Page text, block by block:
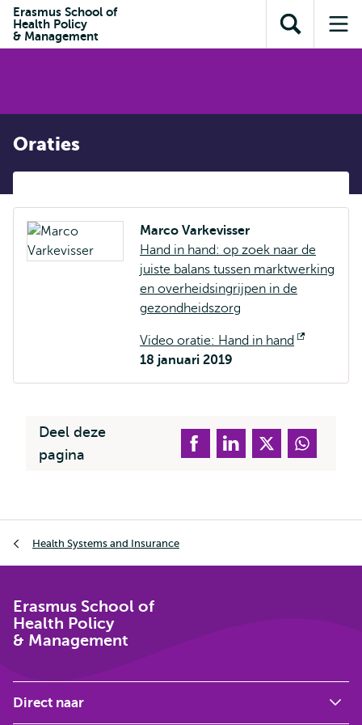
inhoud
Direct naar
subnavigatie
Erasmus School of
Health Policy
& Management
Toon
zoekveld
Oraties
Marco Varkevisser
Hand in hand: op zoek naar de
juiste balans tussen marktwerking
en overheidsingrijpen in de
gezondheidszorg
Video oratie: Hand in hand
18 januari 2019
Deel deze
pagina
Health Systems and Insurance
Erasmus School of
Health Policy
& Management
Direct naar